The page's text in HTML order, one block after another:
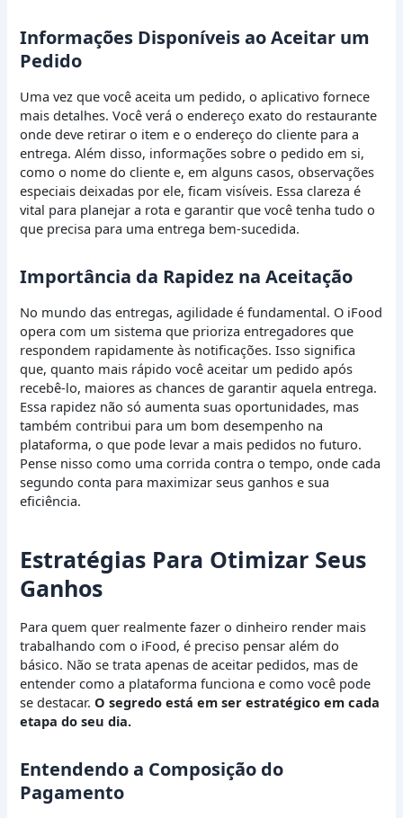
Informações Disponíveis ao Aceitar um
Pedido
Uma vez que você aceita um pedido, o aplicativo fornece
mais detalhes. Você verá o endereço exato do restaurante
onde deve retirar o item e o endereço do cliente para a
entrega. Além disso, informações sobre o pedido em si,
como o nome do cliente e, em alguns casos, observações
especiais deixadas por ele, ficam visíveis. Essa clareza é
vital para planejar a rota e garantir que você tenha tudo o
que precisa para uma entrega bem-sucedida.
Importância da Rapidez na Aceitação
No mundo das entregas, agilidade é fundamental. O iFood
opera com um sistema que prioriza entregadores que
respondem rapidamente às notificações. Isso significa
que, quanto mais rápido você aceitar um pedido após
recebê-lo, maiores as chances de garantir aquela entrega.
Essa rapidez não só aumenta suas oportunidades, mas
também contribui para um bom desempenho na
plataforma, o que pode levar a mais pedidos no futuro.
Pense nisso como uma corrida contra o tempo, onde cada
segundo conta para maximizar seus ganhos e sua
eficiência.
Estratégias Para Otimizar Seus
Ganhos
Para quem quer realmente fazer o dinheiro render mais
trabalhando com o iFood, é preciso pensar além do
básico. Não se trata apenas de aceitar pedidos, mas de
entender como a plataforma funciona e como você pode
se destacar.O segredo está em ser estratégico em cada
etapa do seu dia.
Entendendo a Composição do
Pagamento